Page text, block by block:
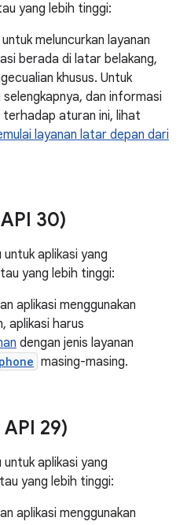
yang lebih tinggi:
meluncurkan layanan
berada di latar belakang,
khusus. Untuk
dan informasi
aturan ini, lihat
layanan latar depan dari
30)
aplikasi yang
yang lebih tinggi:
aplikasi menggunakan
aplikasi harus
dengan jenis layanan
masing-masing.
29)
aplikasi yang
yang lebih tinggi:
aplikasi menggunakan